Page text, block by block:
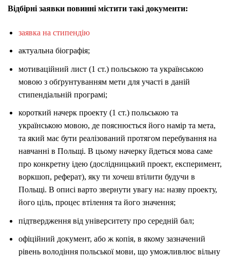
Відбірні заявки повинні містити такі документи:
заявка на стипендію
актуальна біографія;
мотиваційний лист (1 ст.) польською та українською
мовою з обґрунтуванням мети для участі в даній
стипендіальній програмі;
короткий начерк проекту (1 ст.) польською та
українською мовою, де пояснюється його намір та мета,
та який має бути реалізований протягом перебування на
навчанні в Польщі. В цьому начерку йдеться мова саме
про конкретну ідею (дослідницький проект, експеримент,
воркшоп, реферат), яку ти хочеш втілити будучи в
Польщі. В описі варто звернути увагу на: назву проекту,
його ціль, процес втілення та його значення;
підтвердження від університету про середній бал;
офіційний документ, або ж копія, в якому зазначений
рівень володіння польської мови, що уможливлює вільну